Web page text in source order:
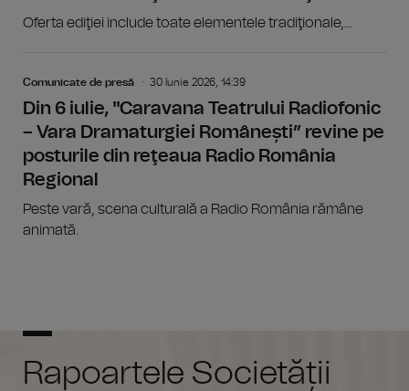
Oferta ediţiei include toate elementele tradiţionale,...
Comunicate de presă 30 Iunie 2026, 14:39
Din 6 iulie, "Caravana Teatrului Radiofonic
– Vara Dramaturgiei Românești” revine pe
posturile din reţeaua Radio România
Regional
Peste vară, scena culturală a Radio România rămâne
animată.
Rapoartele Societății